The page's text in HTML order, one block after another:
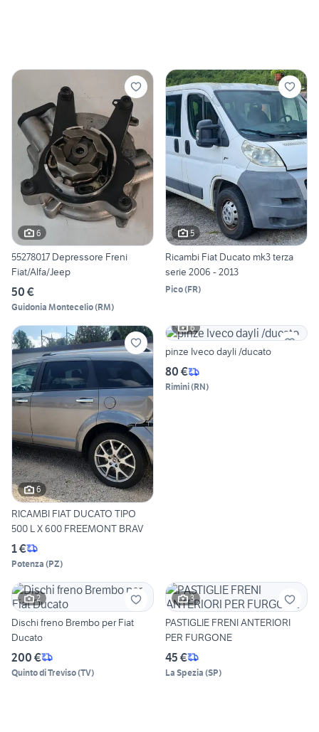
6
55278017 Depressore Freni
Fiat/Alfa/Jeep
50 €
Guidonia Montecelio(RM)
5
Ricambi Fiat Ducato mk3 terza
serie 2006 - 2013
Pico(FR)
6
RICAMBI FIAT DUCATO TIPO
500 L X 600 FREEMONT BRAV
1 €
Potenza (PZ)
6
pinze Iveco dayli /ducato
80 €
Rimini(RN)
2
Dischi freno Brembo per Fiat
Ducato
200 €
Quinto di Treviso(TV)
3
PASTIGLIE FRENI ANTERIORI
PER FURGONE
45 €
La Spezia (SP)